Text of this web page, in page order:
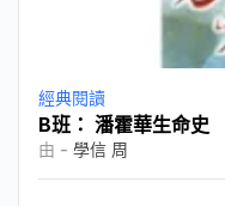
經典閱讀
B班： 潘霍華生命史
由 - 學信 周